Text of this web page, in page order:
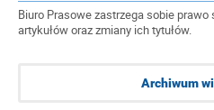
Biuro Prasowe zastrzega sobie
artykułów oraz zmiany ich tytułów.
Archiwum